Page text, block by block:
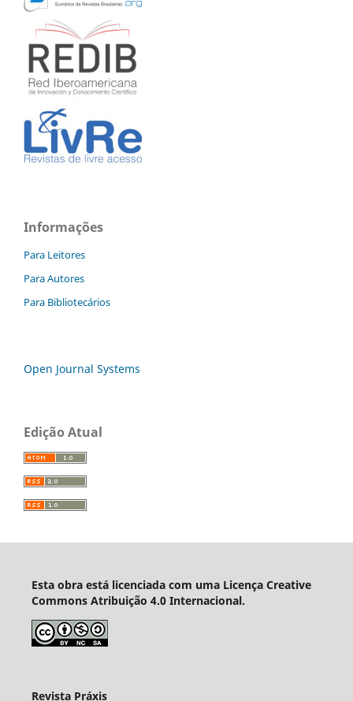
Informações
Para Leitores
Para Autores
Para Bibliotecários
Open Journal Systems
Edição Atual
Esta obra está licenciada com uma Licença Creative
Commons Atribuição 4.0 Internacional.
Revista Práxis